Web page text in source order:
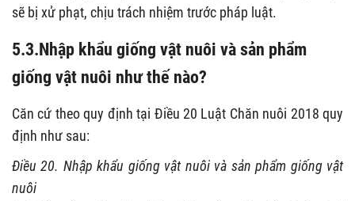
sẽ bị xử phạt, chịu trách nhiệm trước pháp luật.
5.3.Nhập khẩu giống vật nuôi và sản phẩm
giống vật nuôi như thế nào?
Căn cứ theo quy định tại Điều 20 Luật Chăn nuôi 2018 quy
định như sau:
Điều 20. Nhập khẩu giống vật nuôi và sản phẩm giống vật
nuôi